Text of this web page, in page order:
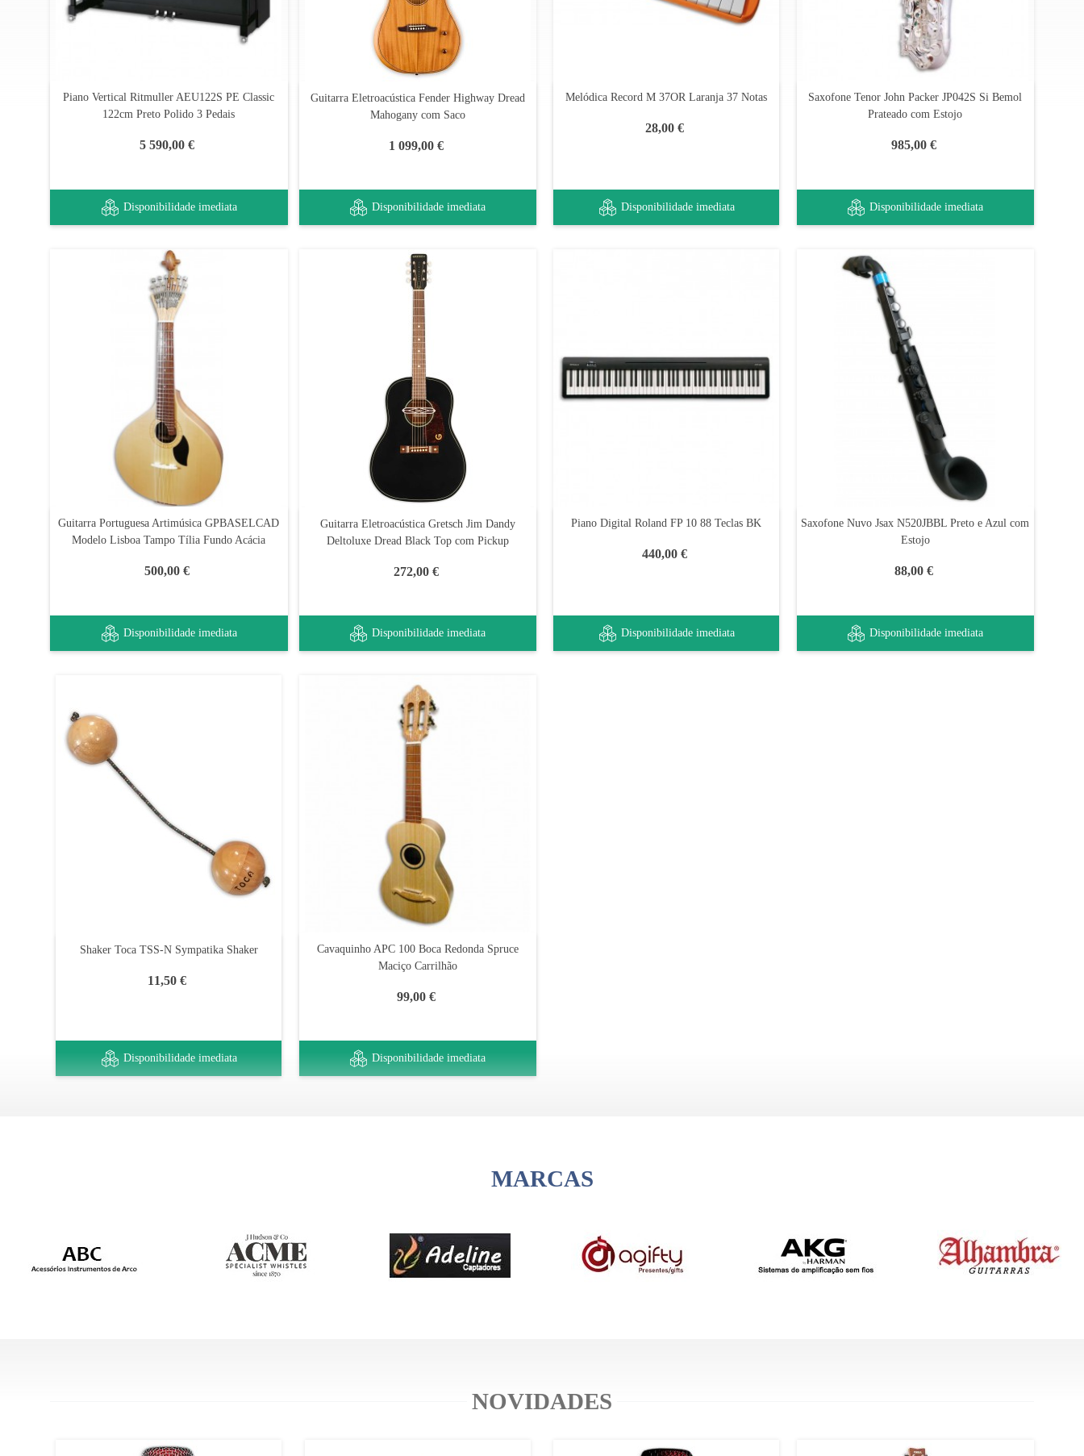
Piano Vertical Ritmuller AEU122S PE Classic
122cm Preto Polido 3 Pedais
5 590,00 €
Disponibilidade imediata
Guitarra Eletroacústica Fender Highway Dread
Mahogany com Saco
1 099,00 €
Disponibilidade imediata
Melódica Record M 37OR Laranja 37 Notas
28,00 €
Disponibilidade imediata
Saxofone Tenor John Packer JP042S Si Bemol
Prateado com Estojo
985,00 €
Disponibilidade imediata
Guitarra Portuguesa Artimúsica GPBASELCAD
Modelo Lisboa Tampo Tília Fundo Acácia
500,00 €
Disponibilidade imediata
Guitarra Eletroacústica Gretsch Jim Dandy
Deltoluxe Dread Black Top com Pickup
272,00 €
Disponibilidade imediata
Piano Digital Roland FP 10 88 Teclas BK
440,00 €
Disponibilidade imediata
Saxofone Nuvo Jsax N520JBBL Preto e Azul com
Estojo
88,00 €
Disponibilidade imediata
Shaker Toca TSS-N Sympatika Shaker
11,50 €
Disponibilidade imediata
Cavaquinho APC 100 Boca Redonda Spruce
Maciço Carrilhão
99,00 €
Disponibilidade imediata
MARCAS
NOVIDADES